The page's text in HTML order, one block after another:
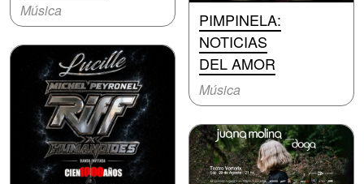
Música
PIMPINELA:
NOTICIAS
DEL AMOR
Música